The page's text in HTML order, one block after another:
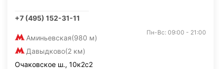
+7 (495) 152-31-11
Аминьевская(980 м)
Давыдково(2 км)
Пн-Вс: 09:00 - 21:00
Очаковское ш., 10к2с2